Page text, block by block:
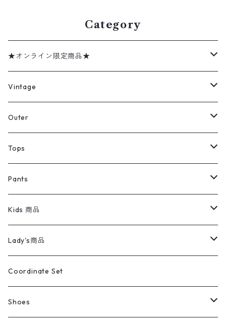
Category
★オンライン限定商品★
ミリタリーデッドストック
アウター
デニムジャケット
ミリタリージャケット
コート
トップス
半袖シャツ
長袖シャツ
パンツ
デニムパンツ
ミリタリーパンツ
レディース
アウター
トップス
キッズ
アウター
トップス
ライフスタイル雑貨
ラグ・ブランケット
ブランド
Vintage
Jacket
Tee
Sweat Shirts
REVERSE WEAVE
Pants
Shirts
Ladies
Sweater
Outer
コート
デニムジャケット
ミリタリージャケット
スウィングトップ
アウトドアナイロンジャケット
スポーツナイロンジャケット
Tops
Tシャツ
長袖シャツ
ブランドシャツ
ストライプシャツ
半袖シャツ
ポロシャツ
スウェット・パーカ
Pants
デニムパンツ
501,505
バギーズデニム
ミリタリーパンツ
チノパンツ
イージーパンツ
Kids 商品
Vintage
Tops
Pants
Tops
Pants
Lady's商品
Tシャツ
ブラウス／シャツ／デザイントップス
Coordinate Set
Shoes